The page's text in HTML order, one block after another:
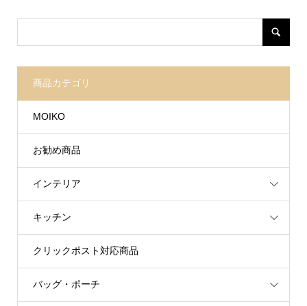
商品カテゴリ
MOIKO
お勧め商品
インテリア
キッチン
クリックポスト対応商品
バッグ・ポーチ